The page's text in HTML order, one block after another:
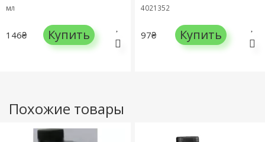
мл
146₴ Купить
4021352
97₴ Купить
Похожие товары